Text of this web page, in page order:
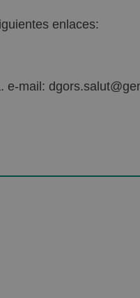
enlaces:
e-mail: